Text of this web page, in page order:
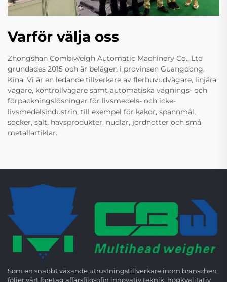
Varför välja oss
Zhongshan Combiweigh Automatic Machinery Co., Ltd
grundades 2015 och är belägen i provinsen Guangdong,
Kina. Vi är en ledande tillverkare av flerhuvudvägare, linjära
vägare, kontrollvägare samt automatiska vägnings- och
förpackningslösningar för livsmedels- och icke-
livsmedelsindustrin, till exempel för kakor, spannmål,
socker, salt, havsprodukter, nudlar, jordnötter och små
metallartiklar.
Som en snabbt växande utrustningstillverkare inom branschen
följer vårt företag affärsfilosofin innovativ teknik, högkvalitativ